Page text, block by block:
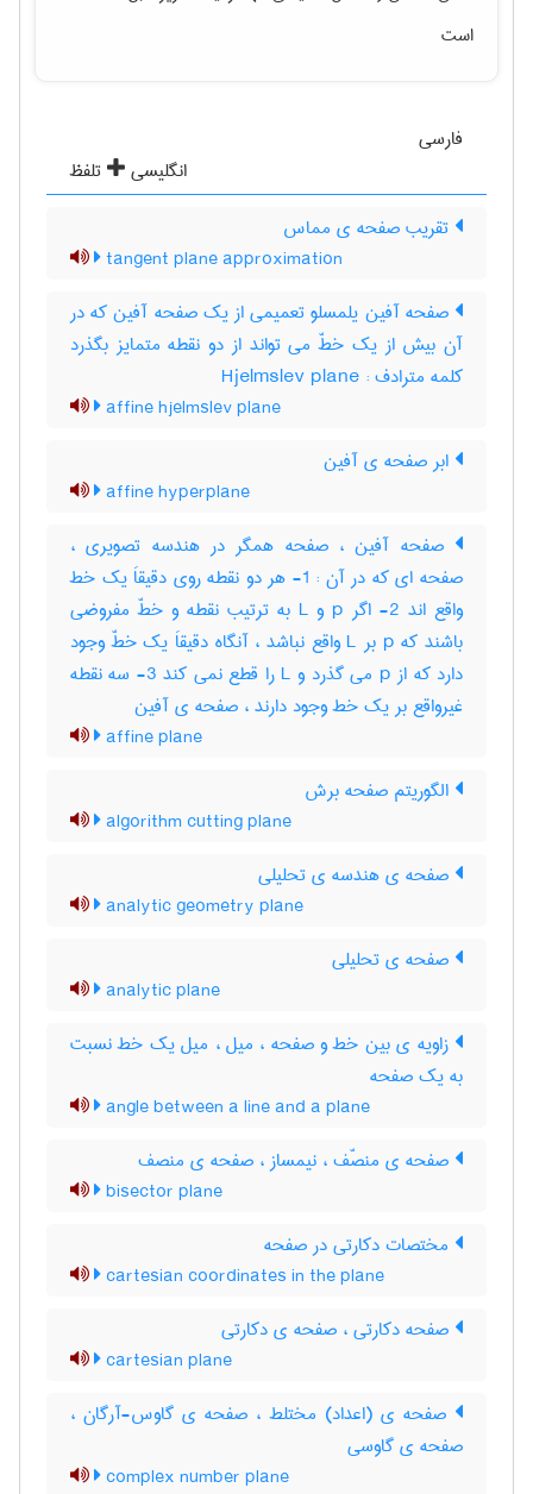
است
فارسی
انگلیسی
تلفظ
تقریب صفحه ی مماس
tangent plane approximation
صفحه آفین یلمسلو تعمیمی از یک صفحه آفین که در
آن بیش از یک خطّ می تواند از دو نقطه متمایز بگذرد
کلمه مترادف : Hjelmslev plane
affine hjelmslev plane
ابر صفحه ی آفین
affine hyperplane
صفحه آفین ، صفحه همگر در هندسه تصویری ،
صفحه ای که در آن : 1- هر دو نقطه روی دقیقاَ یک خط
واقع اند 2- اگر p و L به ترتیب نقطه و خطّ مفروضی
باشند که p بر L واقع نباشد ، آنگاه دقیقاَ یک خطّ وجود
دارد که از p می گذرد و L را قطع نمی کند 3- سه نقطه
غیرواقع بر یک خط وجود دارند ، صفحه ی آفین
affine plane
الگوریتم صفحه برش
algorithm cutting plane
صفحه ی هندسه ی تحلیلی
analytic geometry plane
صفحه ی تحلیلی
analytic plane
زاویه ی بین خط و صفحه ، میل ، میل یک خط نسبت
به یک صفحه
angle between a line and a plane
صفحه ی منصّف ، نیمساز ، صفحه ی منصف
bisector plane
مختصات دکارتی در صفحه
cartesian coordinates in the plane
صفحه دکارتی ، صفحه ی دکارتی
cartesian plane
صفحه ی (اعداد) مختلط ، صفحه ی گاوس-آرگان ،
صفحه ی گاوسی
complex number plane